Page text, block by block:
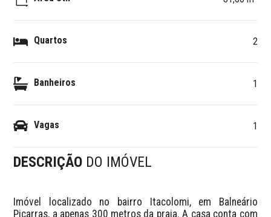
Quartos 2
Banheiros 1
Vagas 1
DESCRIÇÃO DO IMÓVEL
Imóvel localizado no bairro Itacolomi, em Balneário
Piçarras, a apenas 300 metros da praia. A casa conta com